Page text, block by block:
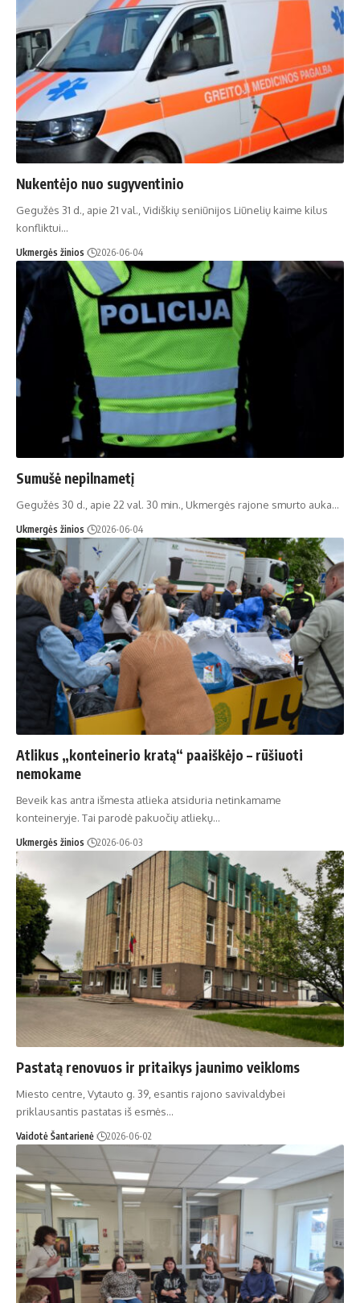
Nukentėjo nuo sugyventinio
Gegužės 31 d., apie 21 val., Vidiškių seniūnijos Liūnelių kaime kilus
konfliktui…
Ukmergės žinios 2026-06-04
Sumušė nepilnametį
Gegužės 30 d., apie 22 val. 30 min., Ukmergės rajone smurto auka…
Ukmergės žinios 2026-06-04
Atlikus „konteinerio kratą“ paaiškėjo – rūšiuoti
nemokame
Beveik kas antra išmesta atlieka atsiduria netinkamame
konteineryje. Tai parodė pakuočių atliekų…
Ukmergės žinios 2026-06-03
Pastatą renovuos ir pritaikys jaunimo veikloms
Miesto centre, Vytauto g. 39, esantis rajono savivaldybei
priklausantis pastatas iš esmės…
Vaidotė Šantarienė 2026-06-02